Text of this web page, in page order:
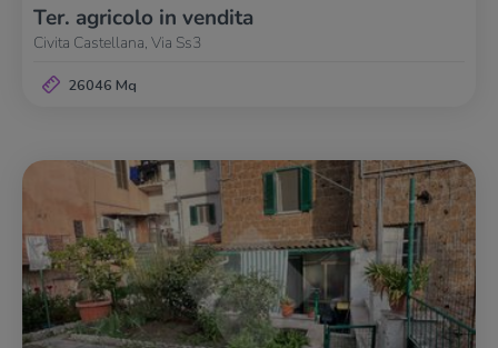
Ter. agricolo in vendita
Civita Castellana, Via Ss3
26046 Mq